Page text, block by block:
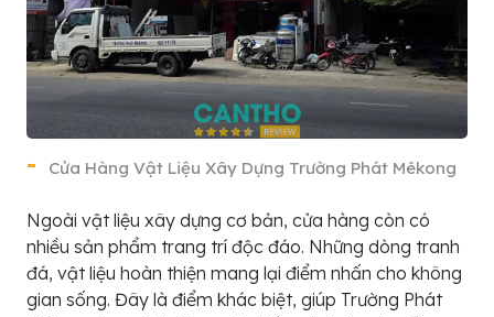
Cửa Hàng Vật Liệu Xây Dựng Trường Phát Mêkong
Ngoài vật liệu xây dựng cơ bản, cửa hàng còn có
nhiều sản phẩm trang trí độc đáo. Những dòng tranh
đá, vật liệu hoàn thiện mang lại điểm nhấn cho không
gian sống. Đây là điểm khác biệt, giúp Trường Phát